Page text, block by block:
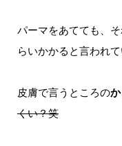
パーマをあてても、
らいかかると言われて
皮膚で言うところの
くい？笑